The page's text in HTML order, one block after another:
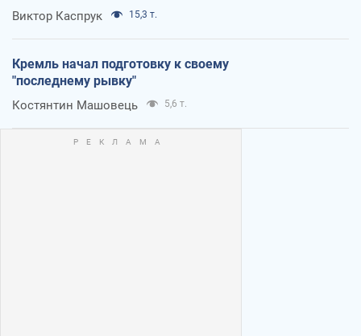
Виктор Каспрук 15,3 т.
Кремль начал подготовку к своему
"последнему рывку"
Костянтин Машовець 5,6 т.